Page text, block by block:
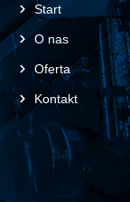
Start
O nas
Oferta
Kontakt